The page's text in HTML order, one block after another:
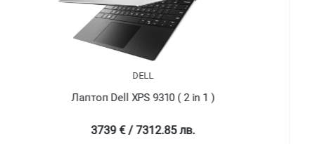
DELL
Лаптоп Dell XPS 9310 ( 2 in 1 )
4758.99 € / 9307.78 лв.